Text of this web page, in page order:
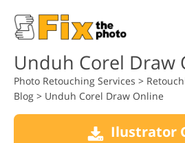
Unduh Corel Draw
Photo Retouching Services >
Blog > Unduh Corel Draw Online
Ilustrator